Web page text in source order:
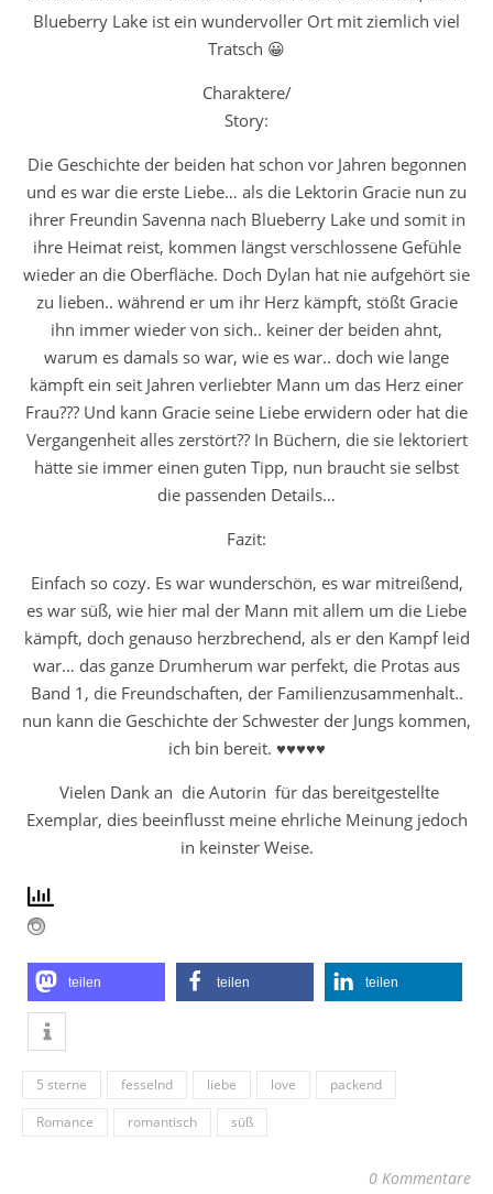
Blueberry Lake ist ein wundervoller Ort mit ziemlich viel
Tratsch 😀
Charaktere/
Story:
Die Geschichte der beiden hat schon vor Jahren begonnen
und es war die erste Liebe… als die Lektorin Gracie nun zu
ihrer Freundin Savenna nach Blueberry Lake und somit in
ihre Heimat reist, kommen längst verschlossene Gefühle
wieder an die Oberfläche. Doch Dylan hat nie aufgehört sie
zu lieben.. während er um ihr Herz kämpft, stößt Gracie
ihn immer wieder von sich.. keiner der beiden ahnt,
warum es damals so war, wie es war.. doch wie lange
kämpft ein seit Jahren verliebter Mann um das Herz einer
Frau??? Und kann Gracie seine Liebe erwidern oder hat die
Vergangenheit alles zerstört?? In Büchern, die sie lektoriert
hätte sie immer einen guten Tipp, nun braucht sie selbst
die passenden Details…
Fazit:
Einfach so cozy. Es war wunderschön, es war mitreißend,
es war süß, wie hier mal der Mann mit allem um die Liebe
kämpft, doch genauso herzbrechend, als er den Kampf leid
war… das ganze Drumherum war perfekt, die Protas aus
Band 1, die Freundschaften, der Familienzusammenhalt..
nun kann die Geschichte der Schwester der Jungs kommen,
ich bin bereit. ♥♥♥♥♥
Vielen Dank an die Autorin für das bereitgestellte
Exemplar, dies beeinflusst meine ehrliche Meinung jedoch
in keinster Weise.
teilen teilen teilen
5 sterne fesselnd liebe love
packend
Romance
romantisch süß
0 Kommentare